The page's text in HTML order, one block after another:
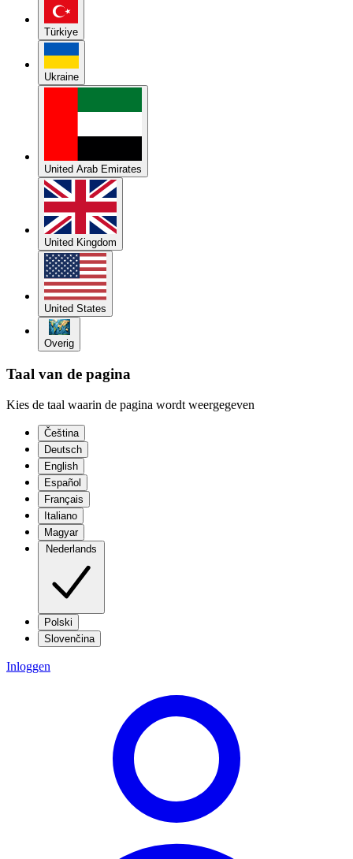
Türkiye
Ukraine
United Arab Emirates
United Kingdom
United States
Overig
Taal van de pagina
Kies de taal waarin de pagina wordt weergegeven
Čeština
Deutsch
English
Español
Français
Italiano
Magyar
Nederlands
Polski
Slovenčina
Inloggen